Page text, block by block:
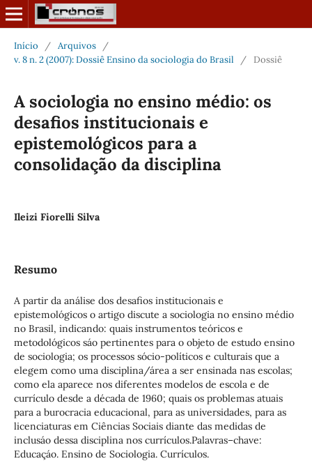
Início / Arquivos
/
v. 8 n. 2 (2007): Dossiê Ensino da sociologia do Brasil
/ Dossiê
A sociologia no ensino médio: os
desafios institucionais e
epistemológicos para a
consolidação da disciplina
Ileizi Fiorelli Silva
Resumo
A partir da análise dos desafios institucionais e
epistemológicos o artigo discute a sociologia no ensino médio
no Brasil, indicando: quais instrumentos teóricos e
metodológicos sáo pertinentes para o objeto de estudo ensino
de sociologia; os processos sócio-políticos e culturais que a
elegem como uma disciplina/área a ser ensinada nas escolas;
como ela aparece nos diferentes modelos de escola e de
currículo desde a década de 1960; quais os problemas atuais
para a burocracia educacional, para as universidades, para as
licenciaturas em Ciências Sociais diante das medidas de
inclusáo dessa disciplina nos currículos.Palavras–chave:
Educaçáo. Ensino de Sociologia. Currículos.